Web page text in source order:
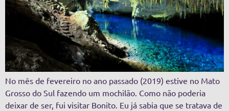
No mês de fevereiro no ano passado (2019) estive no Mato
Grosso do Sul fazendo um mochilão. Como não poderia
deixar de ser, fui visitar Bonito. Eu já sabia que se tratava de